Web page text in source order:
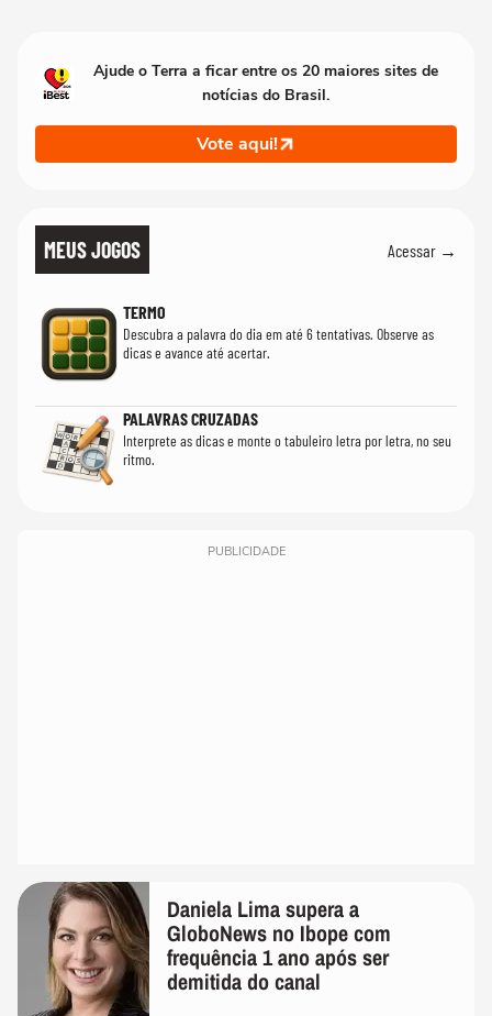
Ajude o Terra a ficar entre os 20 maiores sites de
notícias do Brasil.
Vote aqui!
MEUS JOGOS Acessar →
TERMO
Descubra a palavra do dia em até 6 tentativas. Observe as
dicas e avance até acertar.
PALAVRAS CRUZADAS
Interprete as dicas e monte o tabuleiro letra por letra, no seu
ritmo.
PUBLICIDADE
Daniela Lima supera a
GloboNews no Ibope com
frequência 1 ano após ser
demitida do canal